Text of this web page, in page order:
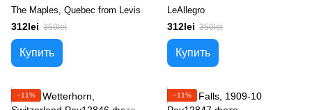
The Maples, Quebec from Levis
312lei 350lei
Купить
LeAllegro
312lei 350lei
Купить
−11% −11%